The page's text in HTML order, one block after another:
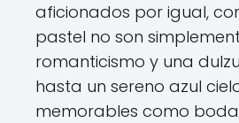
aficionados por igual,
pastel no son
romanticismo y una
hasta un sereno azul
memorables como